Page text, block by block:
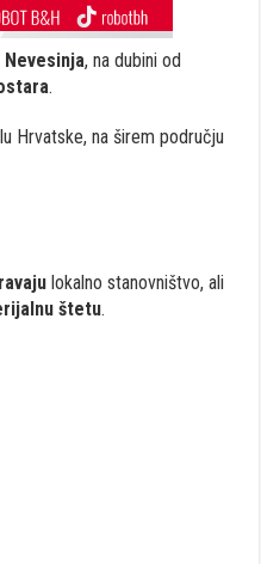
Nevesinja, na dubini od
.
Hrvatske, na širem području
lokalno stanovništvo, ali
štetu.